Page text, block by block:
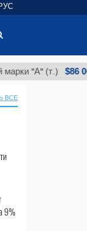
(т.) $86 000
ВСЕ
9%